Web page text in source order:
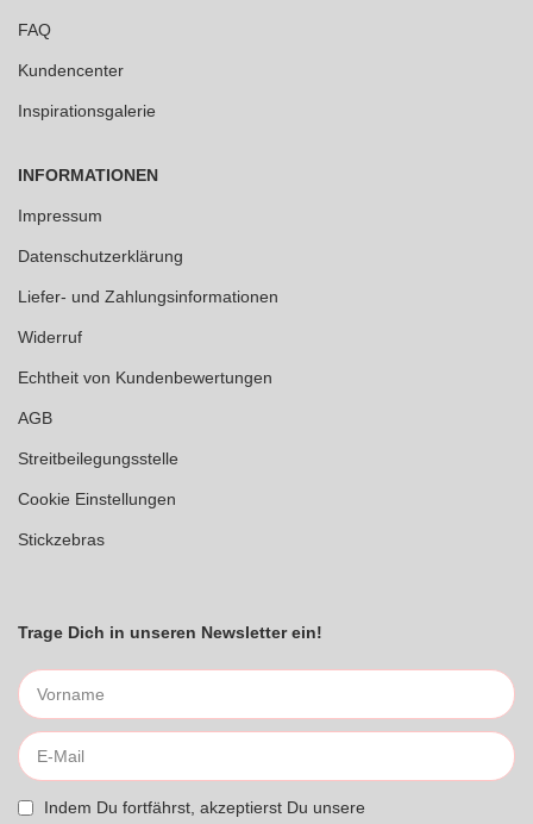
FAQ
Kundencenter
Inspirationsgalerie
INFORMATIONEN
Impressum
Datenschutzerklärung
Liefer- und Zahlungsinformationen
Widerruf
Echtheit von Kundenbewertungen
AGB
Streitbeilegungsstelle
Cookie Einstellungen
Stickzebras
Trage Dich in unseren Newsletter ein!
Indem Du fortfährst, akzeptierst Du unsere